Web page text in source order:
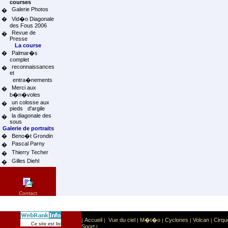
courses
�
Galerie Photos
�
Vid�o Diagonale
des Fous 2006
�
Revue de
Presse
La course
�
Palmar�s
complet
�
reconnaissances
et
entra�nements
�
Merci aux
b�n�voles
�
un colosse aux
pieds d'argile
�
la diagonale des
sous
Galerie de portraits
�
Beno�t Grondin
�
Pascal Parny
�
Thierry Techer
�
Gilles Diehl
Contact
Ce site est list� dans la cat�gorie Sport Sports extr�mes
| Accueil | Vue du ciel | M�t�o | Cyclones | Volcan |
Sport |